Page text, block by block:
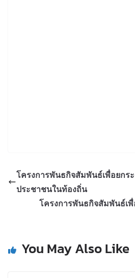
โครงการพันธกิจสัมพันธ์เพื่อยก
ประชาชนในท้องถิ่น
โครงการพันธกิจสัมพันธ์เ
You May Also Like